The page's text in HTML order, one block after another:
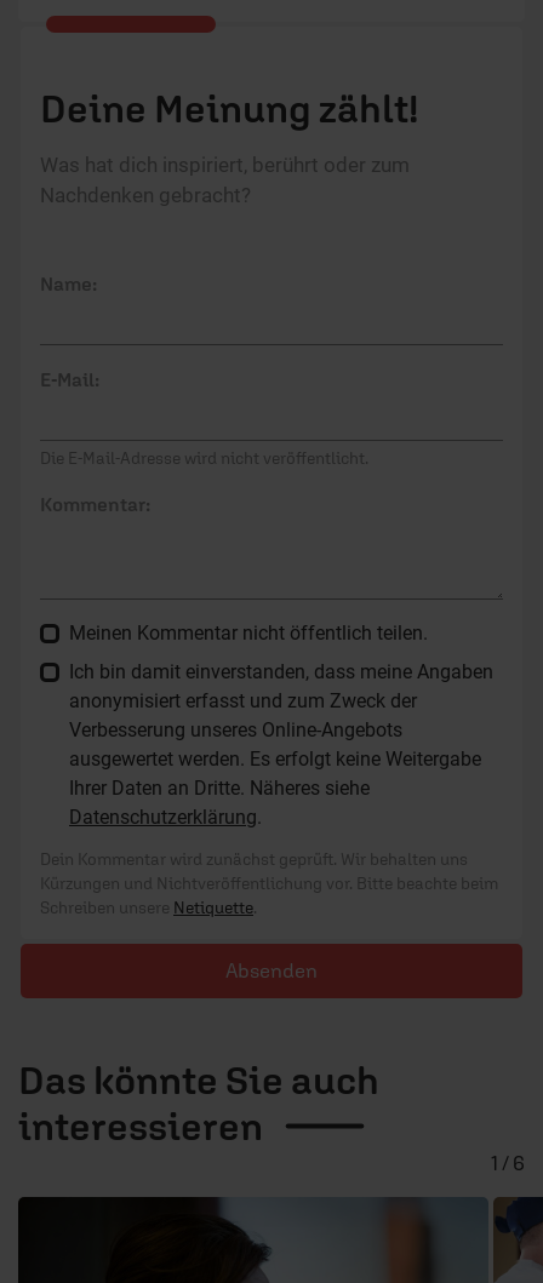
für das Format ERF Jess Talkwerk zuständig ist.
Deine Meinung zählt!
Was hat dich inspiriert, berührt oder zum
Nachdenken gebracht?
Name:
E-Mail:
Die E-Mail-Adresse wird nicht veröffentlicht.
Kommentar:
Meinen Kommentar nicht öffentlich teilen.
Ich bin damit einverstanden, dass meine Angaben
anonymisiert erfasst und zum Zweck der
Verbesserung unseres Online-Angebots
ausgewertet werden. Es erfolgt keine Weitergabe
Ihrer Daten an Dritte. Näheres siehe
Datenschutzerklärung.
Dein Kommentar wird zunächst geprüft. Wir behalten uns
Kürzungen und Nichtveröffentlichung vor. Bitte beachte beim
Schreiben unsere Netiquette.
Absenden
Das könnte Sie auch
interessieren
1 / 6